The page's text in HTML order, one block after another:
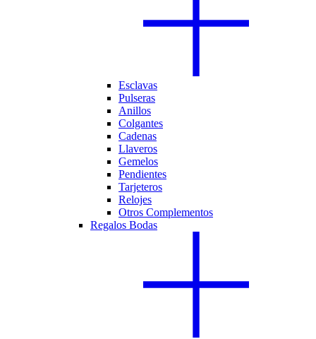
Esclavas
Pulseras
Anillos
Colgantes
Cadenas
Llaveros
Gemelos
Pendientes
Tarjeteros
Relojes
Otros Complementos
Regalos Bodas